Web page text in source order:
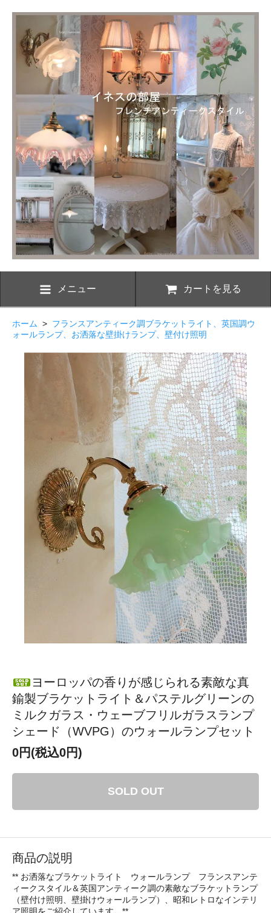
メニュー カートを見る
ホーム > フランスアンティーク調ブラケットライト、英国調ウ
ォールランプ、お洒落な壁掛けランプ、壁付け照明
ヨーロッパの香りが感じられる素敵な真
鍮製ブラケットライト＆パステルグリーンの
ミルクガラス・ウェーブフリルガラスランプ
シェード（WVPG）のウォールランプセット
0円(税込0円)
SOLD OUT
商品の説明
** お洒落なブラケットライト ウォールランプ フランスアンテ
ィークスタイル＆英国アンティーク調の素敵なブラケットランプ
（壁付け照明、壁掛けウォールランプ）、昭和レトロなインテリ
ア照明をご紹介しています。**